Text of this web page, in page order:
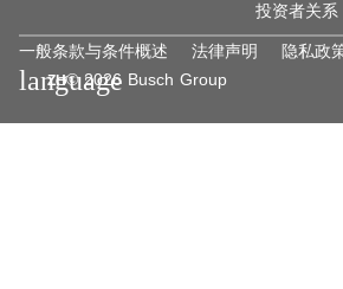
投资者关系
一般条款与条件概述 法律声明 隐私政
ZH
language
© 2026 Busch Group